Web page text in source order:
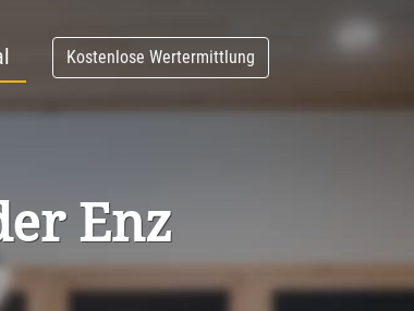
Kostenlose Wertermittlung
Enz